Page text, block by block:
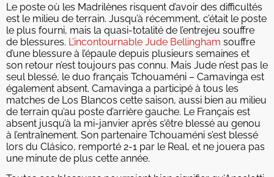
Le poste où les Madrilènes risquent d’avoir des difficultés
est le milieu de terrain. Jusqu’à récemment, c’était le poste
le plus fourni, mais la quasi-totalité de l’entrejeu souffre
de blessures. L’incontournable Jude Bellingham souffre
d’une blessure à l’épaule depuis plusieurs semaines et
son retour n’est toujours pas connu. Mais Jude n’est pas le
seul blessé, le duo français Tchouaméni – Camavinga est
également absent. Camavinga a participé à tous les
matches de Los Blancos cette saison, aussi bien au milieu
de terrain qu’au poste d’arrière gauche. Le Français est
absent jusqu’à la mi-janvier après s’être blessé au genou
à l’entraînement. Son partenaire Tchouaméni s’est blessé
lors du Clásico, remporté 2-1 par le Real, et ne jouera pas
une minute de plus cette année.